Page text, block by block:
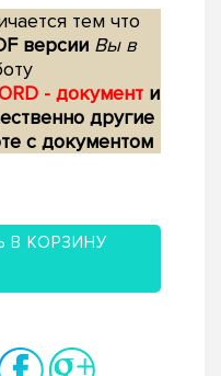
тем что
версии Вы в
- документ и
другие
с документом
В КОРЗИНУ